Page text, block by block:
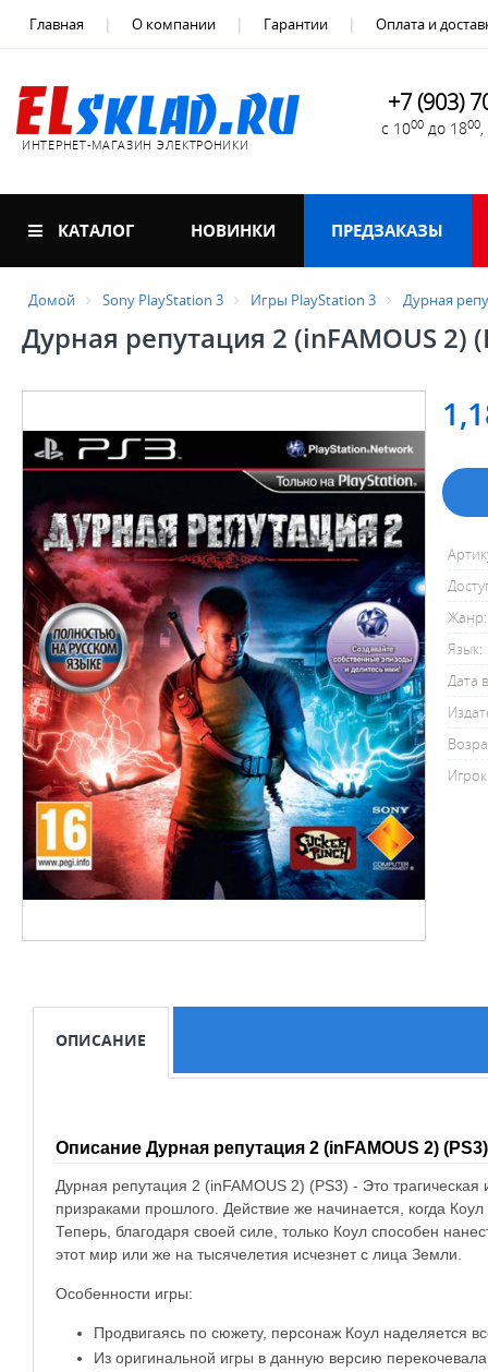
Главная О компании Гарантии Оплата и
ИНТЕРНЕТ-МАГАЗИН ЭЛЕКТРОНИКИ
+7 (903)
с 1000 до 1800
КАТАЛОГ НОВИНКИ ПРЕДЗАКАЗЫ
Домой Sony PlayStation 3 Игры PlayStation 3 Дурная
Дурная репутация 2 (inFAMOUS 2)
Жанр:
Язык:
Дата
ОПИСАНИЕ
Описание Дурная репутация 2 (inFAMOUS 2) (PS3)
Дурная репутация 2 (inFAMOUS 2) (PS3) - Это
призраками прошлого. Действие же начинается, когда
Теперь, благодаря своей силе, только Коул способен
этот мир или же на тысячелетия исчезнет с лица Земли.
Особенности игры:
Продвигаясь по сюжету, персонаж Коул наделяется
Из оригинальной игры в данную версию